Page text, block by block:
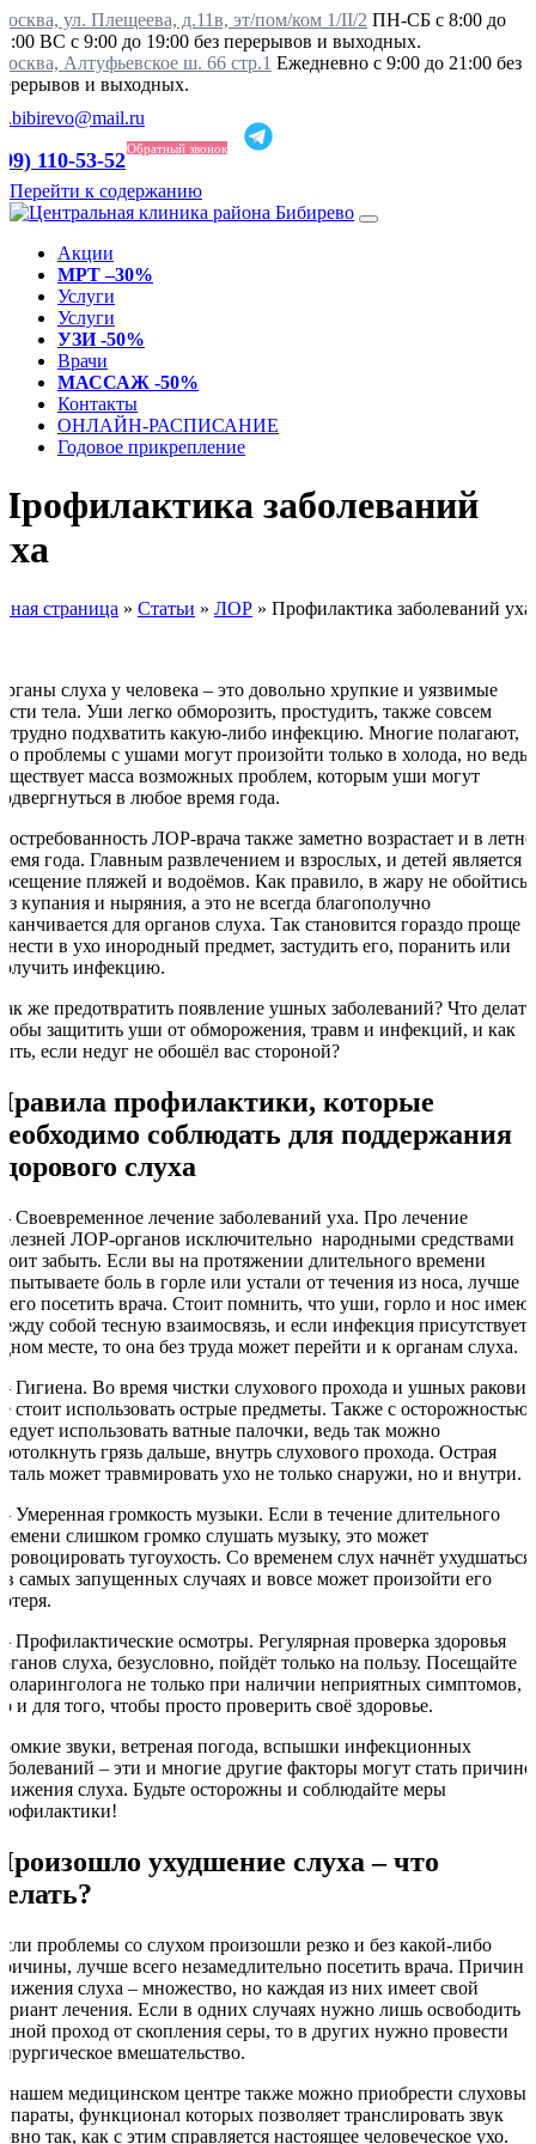
ул. Плещеева, д.11в, эт/пом/ком 1/II/2 ПН-СБ с 8:00 до
ВС с 9:00 до 19:00 без перерывов и выходных.
Алтуфьевское ш. 66 стр.1 Ежедневно с 9:00 до 21:00 без
и выходных.
110-53-52
Обратный звонок
Перейти к содержанию
Акции
МРТ –30%
Услуги
Услуги
УЗИ -50%
Врачи
МАССАЖ -50%
Контакты
ОНЛАЙН-РАСПИСАНИЕ
Годовое прикрепление
заболеваний
страница » Статьи » ЛОР » Профилактика заболеваний уха
слуха у человека – это довольно хрупкие и уязвимые
тела. Уши легко обморозить, простудить, также совсем
подхватить какую-либо инфекцию. Многие полагают,
проблемы с ушами могут произойти только в холода, но ведь
масса возможных проблем, которым уши могут
в любое время года.
ЛОР-врача также заметно возрастает и в
года. Главным развлечением и взрослых, и детей является
пляжей и водоёмов. Как правило, в жару не обойтись
купания и ныряния, а это не всегда благополучно
для органов слуха. Так становится гораздо проще
в ухо инородный предмет, застудить его, поранить или
инфекцию.
же предотвратить появление ушных заболеваний? Что
защитить уши от обморожения, травм и инфекций, и как
если недуг не обошёл вас стороной?
профилактики, которые
соблюдать для поддержания
слуха
Своевременное лечение заболеваний уха. Про лечение
ЛОР-органов исключительно народными средствами
забыть. Если вы на протяжении длительного времени
боль в горле или устали от течения из носа, лучше
посетить врача. Стоит помнить, что уши, горло и нос
собой тесную взаимосвязь, и если инфекция присутствует
месте, то она без труда может перейти и к органам слуха.
Гигиена. Во время чистки слухового прохода и ушных раковин
стоит использовать острые предметы. Также с осторожностью
использовать ватные палочки, ведь так можно
грязь дальше, внутрь слухового прохода. Острая
может травмировать ухо не только снаружи, но и внутри.
Умеренная громкость музыки. Если в течение длительного
слишком громко слушать музыку, это может
тугоухость. Со временем слух начнёт ухудшаться,
в самых запущенных случаях и вовсе может произойти его
Профилактические осмотры. Регулярная проверка здоровья
слуха, безусловно, пойдёт только на пользу. Посещайте
не только при наличии неприятных симптомов,
и для того, чтобы просто проверить своё здоровье.
звуки, ветреная погода, вспышки инфекционных
– эти и многие другие факторы могут стать
слуха. Будьте осторожны и соблюдайте меры
ухудшение слуха – что
проблемы со слухом произошли резко и без какой-либо
лучше всего незамедлительно посетить врача. Причин
слуха – множество, но каждая из них имеет свой
лечения. Если в одних случаях нужно лишь освободить
проход от скопления серы, то в других нужно провести
вмешательство.
нашем медицинском центре также можно приобрести слуховые
функционал которых позволяет транслировать звук
так, как с этим справляется настоящее человеческое ухо.